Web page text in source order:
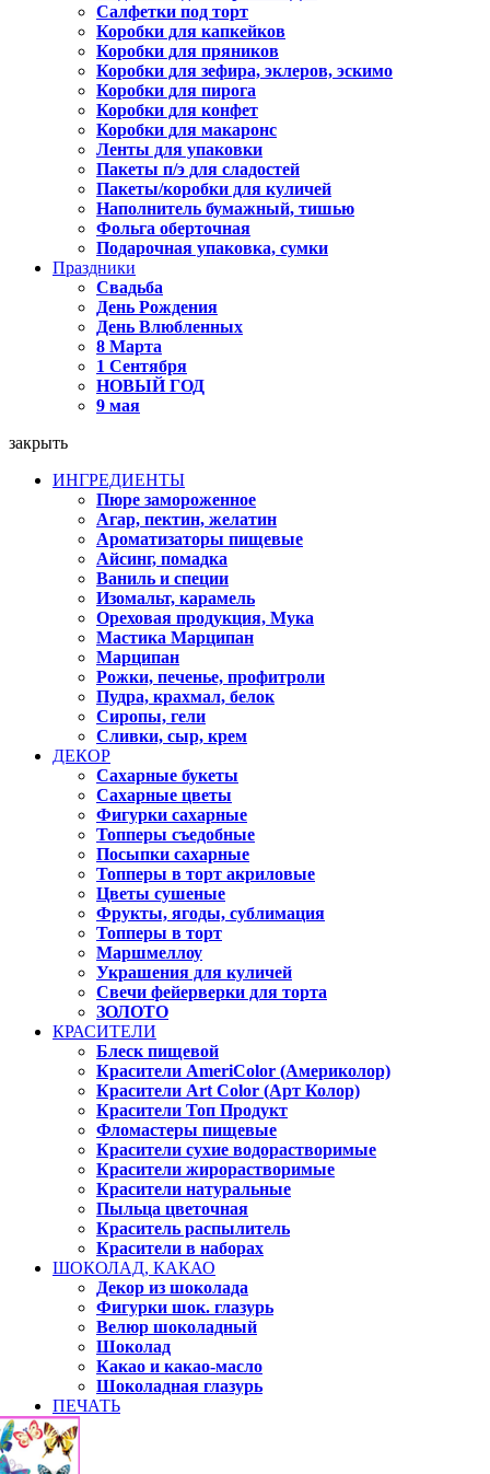
Салфетки под торт
Коробки для капкейков
Коробки для пряников
Коробки для зефира, эклеров, эскимо
Коробки для пирога
Коробки для конфет
Коробки для макаронс
Ленты для упаковки
Пакеты п/э для сладостей
Пакеты/коробки для куличей
Наполнитель бумажный, тишью
Фольга оберточная
Подарочная упаковка, сумки
Праздники
Свадьба
День Рождения
День Влюбленных
8 Марта
1 Сентября
НОВЫЙ ГОД
9 мая
закрыть
ИНГРЕДИЕНТЫ
Пюре замороженное
Агар, пектин, желатин
Ароматизаторы пищевые
Айсинг, помадка
Ваниль и специи
Изомальт, карамель
Ореховая продукция, Мука
Мастика Марципан
Марципан
Рожки, печенье, профитроли
Пудра, крахмал, белок
Сиропы, гели
Сливки, сыр, крем
ДЕКОР
Сахарные букеты
Сахарные цветы
Фигурки сахарные
Топперы съедобные
Посыпки сахарные
Топперы в торт акриловые
Цветы сушеные
Фрукты, ягоды, сублимация
Топперы в торт
Маршмеллоу
Украшения для куличей
Свечи фейерверки для торта
ЗОЛОТО
КРАСИТЕЛИ
Блеск пищевой
Красители AmeriColor (Америколор)
Красители Art Color (Арт Колор)
Красители Топ Продукт
Фломастеры пищевые
Красители сухие водорастворимые
Красители жирорастворимые
Красители натуральные
Пыльца цветочная
Краситель распылитель
Красители в наборах
ШОКОЛАД, КАКАО
Декор из шоколада
Фигурки шок. глазурь
Велюр шоколадный
Шоколад
Какао и какао-масло
Шоколадная глазурь
ПЕЧАТЬ